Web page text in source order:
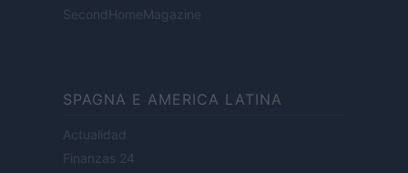
SecondHomeMagazine
SPAGNA E AMERICA LATINA
Actualidad
Finanzas 24